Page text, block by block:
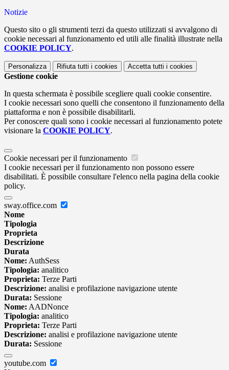
Notizie
Questo sito o gli strumenti terzi da questo utilizzati si avvalgono di
cookie necessari al funzionamento ed utili alle finalità illustrate nella
COOKIE POLICY.
Personalizza Rifiuta tutti i cookies Accetta tutti i cookies
Gestione cookie
In questa schermata è possibile scegliere quali cookie consentire.
I cookie necessari sono quelli che consentono il funzionamento della
piattaforma e non è possibile disabilitarli.
Per conoscere quali sono i cookie necessari al funzionamento potete
visionare la COOKIE POLICY.
Cookie necessari per il funzionamento
I cookie necessari per il funzionamento non possono essere
disabilitati. È possibile consultare l'elenco nella pagina della cookie
policy.
sway.office.com
Nome
Tipologia
Proprieta
Descrizione
Durata
Nome: AuthSess
Tipologia: analitico
Proprieta: Terze Parti
Descrizione: analisi e profilazione navigazione utente
Durata: Sessione
Nome: AADNonce
Tipologia: analitico
Proprieta: Terze Parti
Descrizione: analisi e profilazione navigazione utente
Durata: Sessione
youtube.com